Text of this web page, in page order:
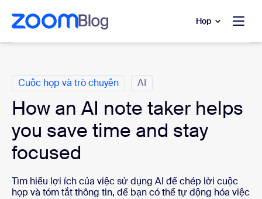
đến nội dung chính
trò chuyện trợ giúp
Họp
Cuộc họp và trò chuyện AI
How an AI note taker helps
you save time and stay
focused
Tìm hiểu lợi ích của việc sử dụng AI để chép lời cuộc
họp và tóm tắt thông tin, để bạn có thể tự động hóa việc